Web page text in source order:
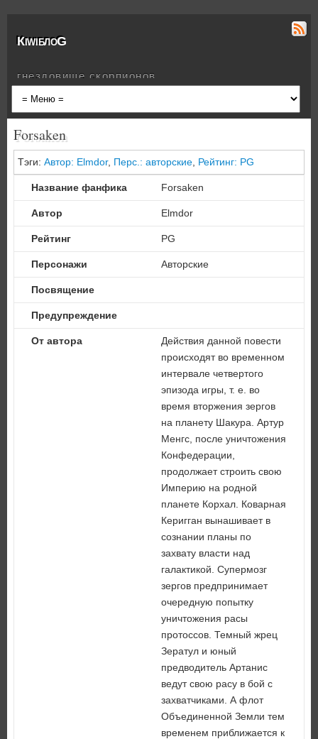
КiwiблоG
гнездовище скорпионов
Forsaken
Тэги: Автор: Elmdor, Перс.: авторские, Рейтинг: PG
Название фанфика Forsaken
Автор Elmdor
Рейтинг PG
Персонажи Авторские
Посвящение
Предупреждение
От автора
Действия данной повести
происходят во временном
интервале четвертого
эпизода игры, т. е. во
время вторжения зергов
на планету Шакура. Артур
Менгс, после уничтожения
Конфедерации,
продолжает строить свою
Империю на родной
планете Корхал. Коварная
Керигган вынашивает в
сознании планы по
захвату власти над
галактикой. Супермозг
зергов предпринимает
очередную попытку
уничтожения расы
протоссов. Темный жрец
Зератул и юный
предводитель Артанис
ведут свою расу в бой с
захватчиками. А флот
Объединенной Земли тем
временем приближается к